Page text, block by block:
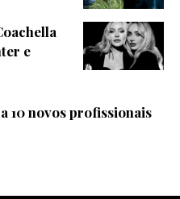
e
10 novos profissionais